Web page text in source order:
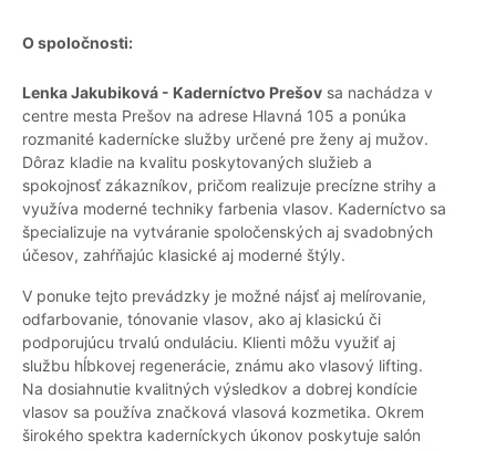
O spoločnosti:
Lenka Jakubiková - Kaderníctvo Prešov sa nachádza v
centre mesta Prešov na adrese Hlavná 105 a ponúka
rozmanité kadernícke služby určené pre ženy aj mužov.
Dôraz kladie na kvalitu poskytovaných služieb a
spokojnosť zákazníkov, pričom realizuje precízne strihy a
využíva moderné techniky farbenia vlasov. Kaderníctvo sa
špecializuje na vytváranie spoločenských aj svadobných
účesov, zahŕňajúc klasické aj moderné štýly.
V ponuke tejto prevádzky je možné nájsť aj melírovanie,
odfarbovanie, tónovanie vlasov, ako aj klasickú či
podporujúcu trvalú onduláciu. Klienti môžu využiť aj
službu hĺbkovej regenerácie, známu ako vlasový lifting.
Na dosiahnutie kvalitných výsledkov a dobrej kondície
vlasov sa používa značková vlasová kozmetika. Okrem
širokého spektra kaderníckych úkonov poskytuje salón